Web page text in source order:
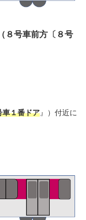
８号車前方〔８号
車１番ドア 』）付近に